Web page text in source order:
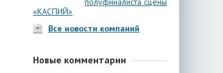
«КАСПИЙ»
Все новости компаний
Новые комментарии